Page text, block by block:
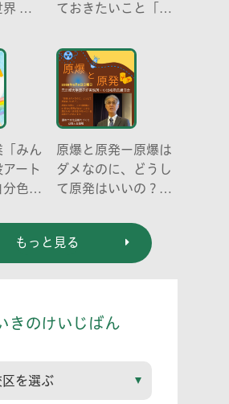
ア
系に
ておきたいこと「プ
どう伝える? (幼児
編)」
「みん
ート
色の
原爆と原発ー原爆は
ダメなのに、どうし
て原発はいいの？
験所・小出裕章氏講
演会
もっと見る
きのけいじばん